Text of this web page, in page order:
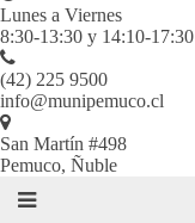
Lunes a Viernes
8:30-13:30 y 14:10-17:30
(42) 225 9500
info@munipemuco.cl
San Martín #498
Pemuco, Ñuble